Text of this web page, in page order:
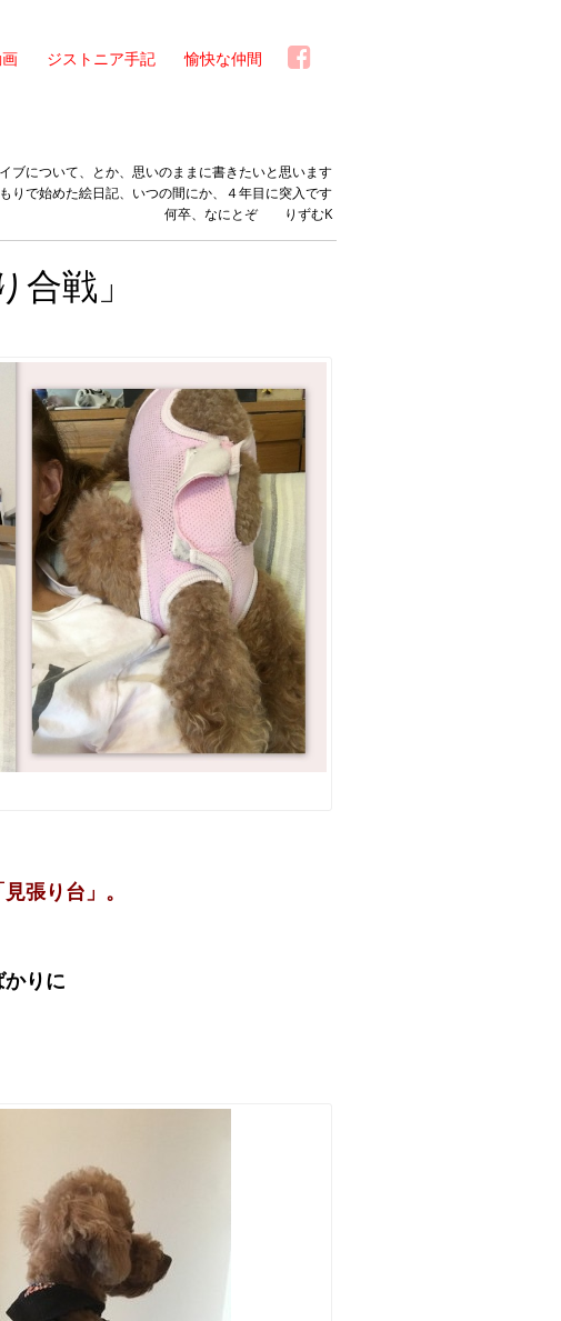
ジストニア手記 愉快な仲間
ブについて、とか、思いのままに書きたいと思います
りで始めた絵日記、いつの間にか、４年目に突入です
何卒、なにとぞ りずむK
合戦」
張り台」。
りに